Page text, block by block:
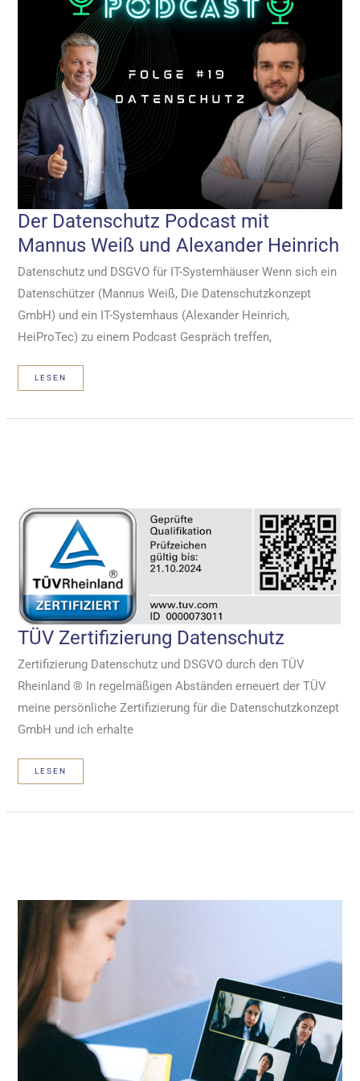
Der Datenschutz Podcast mit
Mannus Weiß und Alexander Heinrich
Datenschutz und DSGVO für IT-Systemhäuser Wenn sich ein
Datenschützer (Mannus Weiß, Die Datenschutzkonzept
GmbH) und ein IT-Systemhaus (Alexander Heinrich,
HeiProTec) zu einem Podcast Gespräch treffen,
DER
PODCAST
WEISS U
LESEN
TÜV Zertifizierung Datenschutz
Zertifizierung Datenschutz und DSGVO durch den TÜV
Rheinland ® In regelmäßigen Abständen erneuert der TÜV
meine persönliche Zertifizierung für die Datenschutzkonzept
GmbH und ich erhalte
TÜV
DATENSCHUTZ
LESEN